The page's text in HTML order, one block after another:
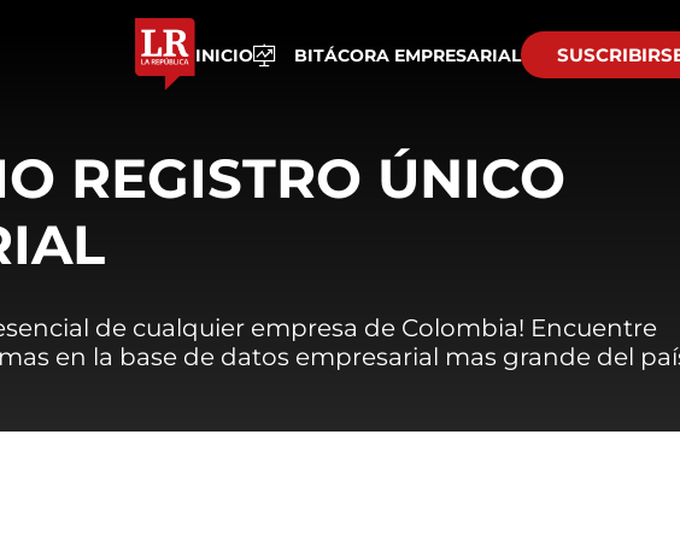
INICIO BITÁCORA EMPRESARIAL
REGISTRO ÚNICO
de cualquier empresa de Colombia! Encuentre
en la base de datos empresarial mas grande del